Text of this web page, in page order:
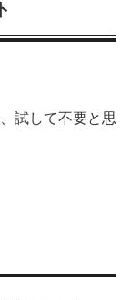
試して不要と思